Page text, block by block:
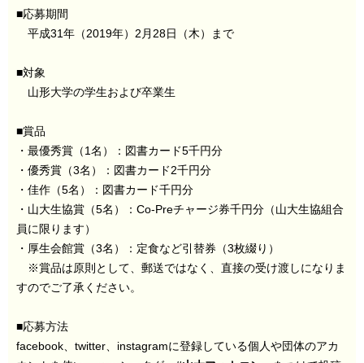
■応募期間
平成31年（2019年）2月28日（木）まで
■対象
山形大学の学生および卒業生
■賞品
・最優秀賞（1名）：図書カード5千円分
・優秀賞（3名）：図書カード2千円分
・佳作（5名）：図書カード千円分
・山大生協賞（5名）：Co-Preチャージ券千円分（山大生協組合
員に限ります）
・厚生会館賞（3名）：定食など引替券（3枚綴り）
※賞品は原則として、郵送ではなく、直接の受け渡しになりま
すのでご了承ください。
■応募方法
facebook、twitter、instagramに登録している個人や団体のアカ